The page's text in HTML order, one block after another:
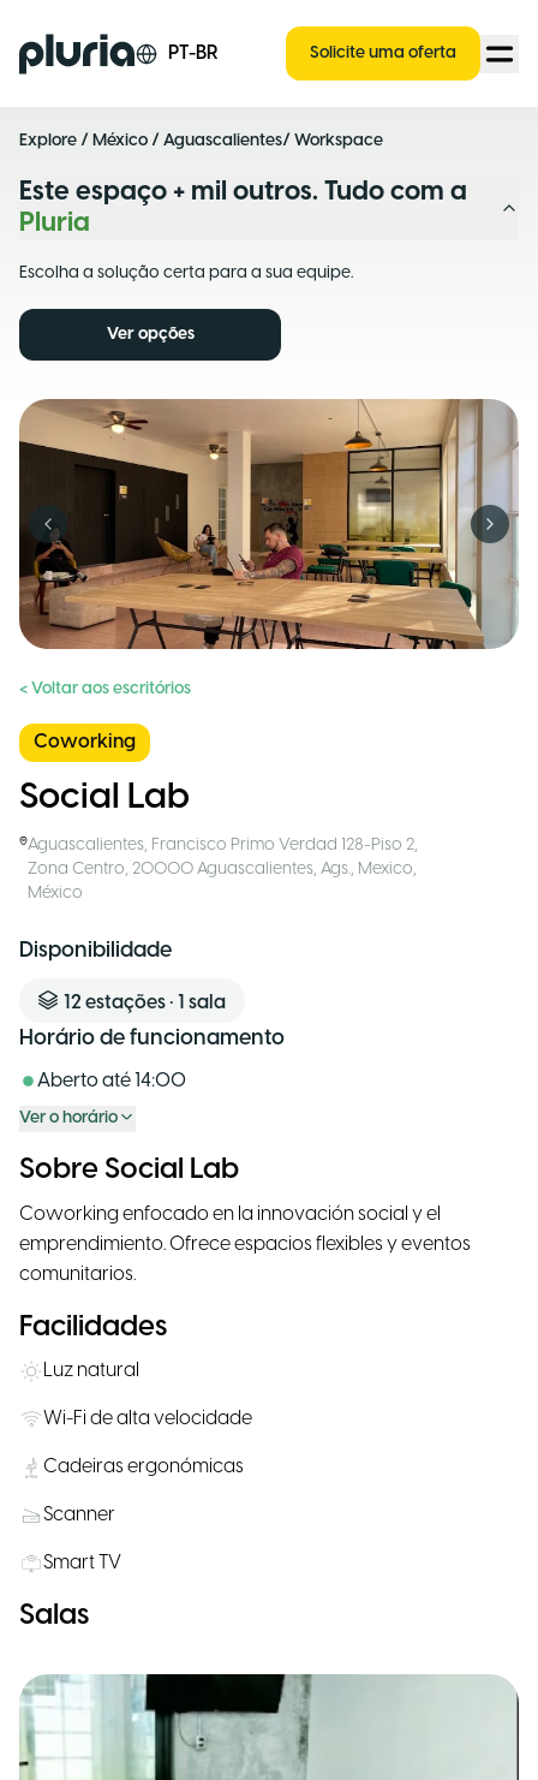
Logo Pluria PT-BR Solicite uma oferta
Explore / México / Aguascalientes/ Workspace
Este espaço + mil outros. Tudo com a
Pluria
Escolha a solução certa para a sua equipe.
Ver opções
Previous slide Next
< Voltar aos escritórios
Coworking
Social Lab
Aguascalientes, Francisco Primo Verdad 128-Piso 2,
Zona Centro, 20000 Aguascalientes, Ags., Mexico,
México
Disponibilidade
12 estações • 1 sala
Horário de funcionamento
Aberto até 14:00
Ver o horário
Sobre Social Lab
Coworking enfocado en la innovación social y el
emprendimiento. Ofrece espacios flexibles y eventos
comunitarios.
Facilidades
Luz natural
Wi-Fi de alta velocidade
Cadeiras ergonómicas
Scanner
Smart TV
Salas